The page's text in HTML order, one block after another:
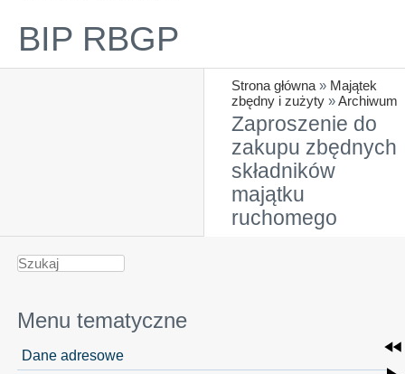
BIP RBGP
Strona główna » Majątek
zbędny i zużyty »Archiwum
Zaproszenie do
zakupu zbędnych
składników
majątku
ruchomego
Menu tematyczne
Dane adresowe